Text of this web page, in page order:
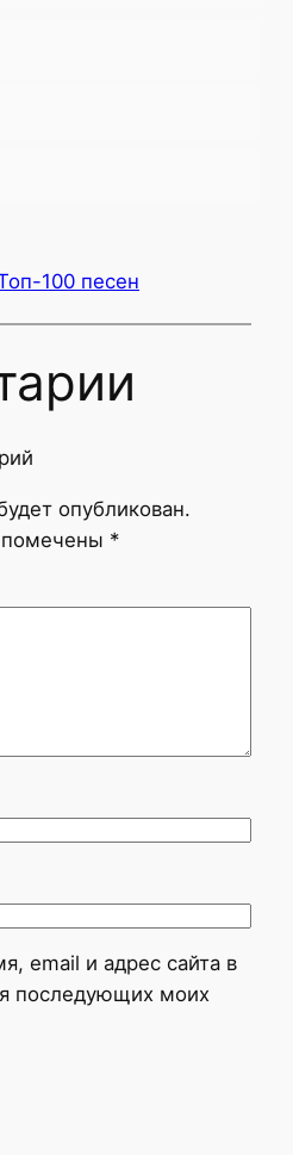
100 песен
опубликован.
помечены *
email и адрес сайта в
последующих моих